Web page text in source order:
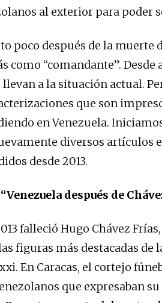
al exterior para poder
poco después de la muerte
como “comandante”.
llevan a la situación actual.
que son
en Venezuela.
diversos artículos
desde 2013.
después de
falleció Hugo Chávez
figuras más destacadas
En Caracas, el cortejo
que expresaban